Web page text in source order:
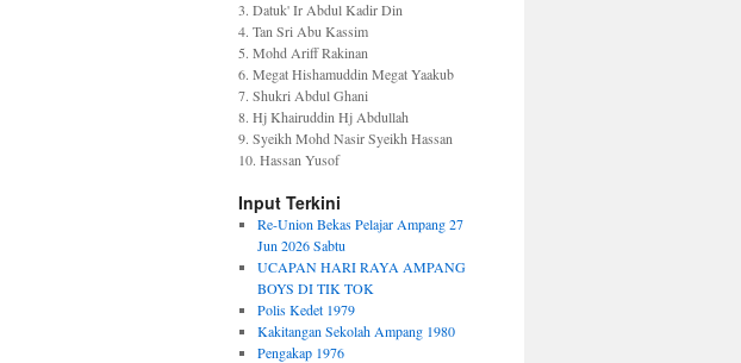
3. Datuk' Ir Abdul Kadir Din
4. Tan Sri Abu Kassim
5. Mohd Ariff Rakinan
6. Megat Hishamuddin Megat Yaakub
7. Shukri Abdul Ghani
8. Hj Khairuddin Hj Abdullah
9. Syeikh Mohd Nasir Syeikh Hassan
10. Hassan Yusof
Input Terkini
Re-Union Bekas Pelajar Ampang 27
Jun 2026 Sabtu
UCAPAN HARI RAYA AMPANG
BOYS DI TIK TOK
Polis Kedet 1979
Kakitangan Sekolah Ampang 1980
Pengakap 1976